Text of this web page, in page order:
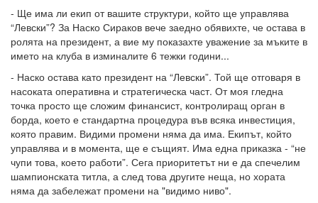
- Ще има ли екип от вашите структури, който ще управлява
“Левски”? За Наско Сираков вече заедно обявихте, че остава в
ролята на президент, а вие му показахте уважение за мъките в
името на клуба в изминалите 6 тежки години...
- Наско остава като президент на “Левски”. Той ще отговаря в
насоката оперативна и стратегическа част. От моя гледна
точка просто ще сложим финансист, контролиращ орган в
борда, което е стандартна процедура във всяка инвестиция,
която правим. Видими промени няма да има. Екипът, който
управлява и в момента, ще е същият. Има една приказка - “не
чупи това, което работи”. Сега приоритетът ни е да спечелим
шампионската титла, а след това другите неща, но хората
няма да забележат промени на "видимо ниво".